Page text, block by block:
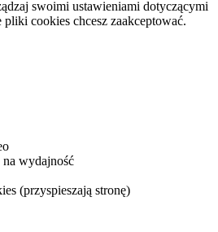
swoimi ustawieniami dotyczącymi
cookies chcesz zaakceptować.
na wydajność
(przyspieszają stronę)